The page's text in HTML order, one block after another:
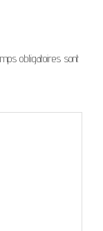
obligatoires sont